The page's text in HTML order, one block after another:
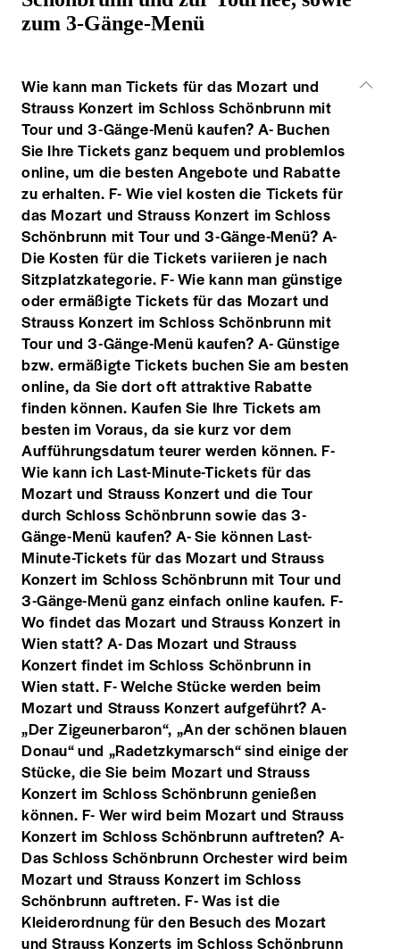
zum 3-Gänge-Menü
Wie kann man Tickets für das Mozart und
Strauss Konzert im Schloss Schönbrunn mit
Tour und 3-Gänge-Menü kaufen? A- Buchen
Sie Ihre Tickets ganz bequem und problemlos
online, um die besten Angebote und Rabatte
zu erhalten. F- Wie viel kosten die Tickets für
das Mozart und Strauss Konzert im Schloss
Schönbrunn mit Tour und 3-Gänge-Menü? A-
Die Kosten für die Tickets variieren je nach
Sitzplatzkategorie. F- Wie kann man günstige
oder ermäßigte Tickets für das Mozart und
Strauss Konzert im Schloss Schönbrunn mit
Tour und 3-Gänge-Menü kaufen? A- Günstige
bzw. ermäßigte Tickets buchen Sie am besten
online, da Sie dort oft attraktive Rabatte
finden können. Kaufen Sie Ihre Tickets am
besten im Voraus, da sie kurz vor dem
Aufführungsdatum teurer werden können. F-
Wie kann ich Last-Minute-Tickets für das
Mozart und Strauss Konzert und die Tour
durch Schloss Schönbrunn sowie das 3-
Gänge-Menü kaufen? A- Sie können Last-
Minute-Tickets für das Mozart und Strauss
Konzert im Schloss Schönbrunn mit Tour und
3-Gänge-Menü ganz einfach online kaufen. F-
Wo findet das Mozart und Strauss Konzert in
Wien statt? A- Das Mozart und Strauss
Konzert findet im Schloss Schönbrunn in
Wien statt. F- Welche Stücke werden beim
Mozart und Strauss Konzert aufgeführt? A-
„Der Zigeunerbaron“, „An der schönen blauen
Donau“ und „Radetzkymarsch“ sind einige der
Stücke, die Sie beim Mozart und Strauss
Konzert im Schloss Schönbrunn genießen
können. F- Wer wird beim Mozart und Strauss
Konzert im Schloss Schönbrunn auftreten? A-
Das Schloss Schönbrunn Orchester wird beim
Mozart und Strauss Konzert im Schloss
Schönbrunn auftreten. F- Was ist die
Kleiderordnung für den Besuch des Mozart
und Strauss Konzerts im Schloss Schönbrunn